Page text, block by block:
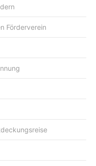
Förderverein